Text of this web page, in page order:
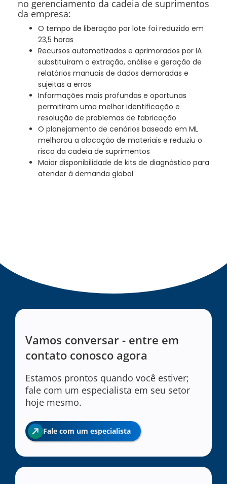
no gerenciamento da cadeia de suprimentos
da empresa:
O tempo de liberação por lote foi reduzido em
23,5 horas
Recursos automatizados e aprimorados por IA
substituíram a extração, análise e geração de
relatórios manuais de dados demoradas e
sujeitas a erros
Informações mais profundas e oportunas
permitiram uma melhor identificação e
resolução de problemas de fabricação
O planejamento de cenários baseado em ML
melhorou a alocação de materiais e reduziu o
risco da cadeia de suprimentos
Maior disponibilidade de kits de diagnóstico para
atender à demanda global
Vamos conversar - entre em
contato conosco agora
Estamos prontos quando você estiver;
fale com um especialista em seu setor
hoje mesmo.
Fale com um especialista